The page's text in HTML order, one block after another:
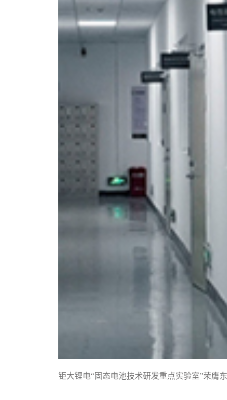
钜大锂电“固态电池技术研发重点实验室”荣膺